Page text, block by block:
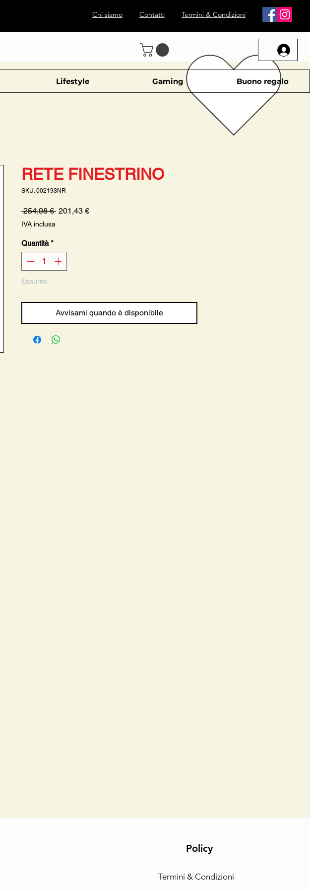
Chi siamo Contatti Termini & Condizioni
Lifestyle Gaming Buono regalo
RETE FINESTRINO
SKU: 002193NR
254,98 € Prezzo
201,43 €Prezzo
IVA inclusa
Quantità *
Esaurito
Avvisami quando è disponibile
Policy
Termini & Condizioni